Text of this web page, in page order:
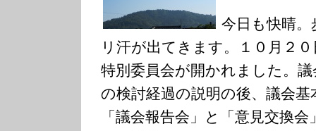
今日も快晴
リ汗が出てきます。１０月２
特別委員会が開かれました。
の検討経過の説明の後、議会
「議会報告会」と「意見交換